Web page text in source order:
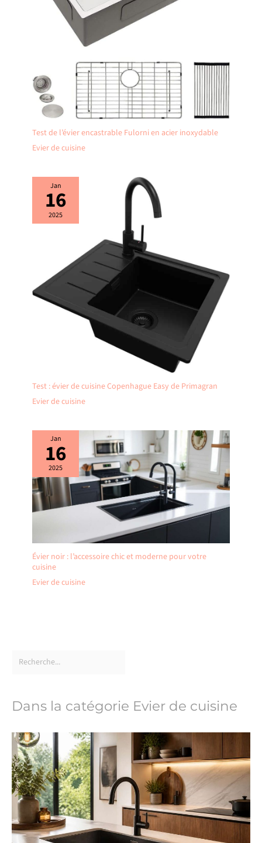
pas à nous contacter ! Nous vous
répondrons dans les 24 heures.
Test de l’évier encastrable Fulorni en acier inoxydable
Evier de cuisine
Jan
16
2025
Test : évier de cuisine Copenhague Easy de Primagran
Evier de cuisine
Jan
16
2025
Évier noir : l’accessoire chic et moderne pour votre
cuisine
Evier de cuisine
Dans la catégorie Evier de cuisine